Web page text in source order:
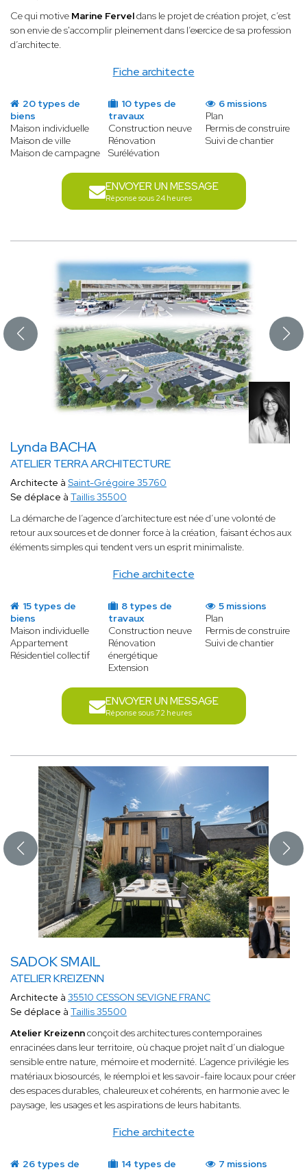
Fiche architecte
Ce qui motive Marine Ferveldans le projet de création projet, c’est
son envie de s'accomplir pleinement dans l’exercice de sa profession
d’architecte.
20 types de
biens
Maison individuelle
Maison de ville
Maison de campagne
10 types de
travaux
Construction neuve
Rénovation
Surélévation
6 missions
Plan
Permis de construire
Suivi de chantier
ENVOYER UN MESSAGE
Réponse sous 24 heures
Lynda BACHA
ATELIER TERRA ARCHITECTURE
Fiche architecte
Architecte à Saint-Grégoire 35760
Se déplace à Taillis 35500
La démarche de l’agence d’architecture est née d’une volonté de
retour aux sources et de donner force à la création, faisant échos aux
éléments simples qui tendent vers un esprit minimaliste.
15 types de
biens
Maison individuelle
Appartement
Résidentiel collectif
8 types de
travaux
Construction neuve
Rénovation
énergétique
Extension
5 missions
Plan
Permis de construire
Suivi de chantier
ENVOYER UN MESSAGE
Réponse sous 72 heures
SADOK SMAIL
ATELIER KREIZENN
Fiche architecte
Architecte à 35510 CESSON SEVIGNE FRANC
Se déplace à Taillis 35500
Atelier Kreizennconçoit des architectures contemporaines
enracinées dans leur territoire, où chaque projet naît d’un dialogue
sensible entre nature, mémoire et modernité. L’agence privilégie les
matériaux biosourcés, le réemploi et les savoir-faire locaux pour créer
des espaces durables, chaleureux et cohérents, en harmonie avec le
paysage, les usages et les aspirations de leurs habitants.
26 types de
14 types de
7 missions